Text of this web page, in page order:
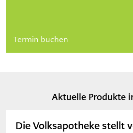
Termin buchen
Aktuelle Produkte
Die Volksapotheke stellt